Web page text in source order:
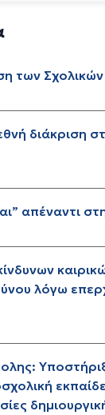
των
διάκριση
απέναντι
λόγω